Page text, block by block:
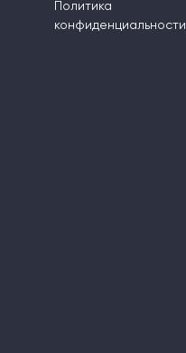
Политика
конфиденциальности